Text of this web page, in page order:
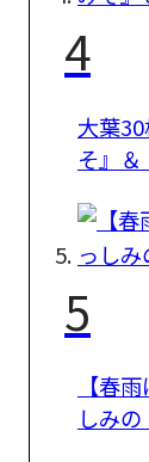
4
大葉
そ』
5
【春
しみ